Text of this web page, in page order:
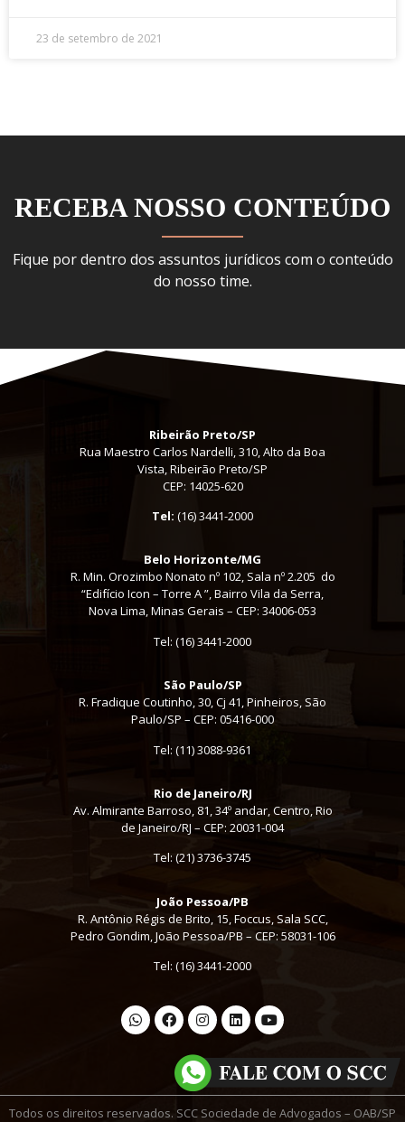
23 de setembro de 2021
RECEBA NOSSO CONTEÚDO
Fique por dentro dos assuntos jurídicos com o conteúdo
do nosso time.
Ribeirão Preto/SP
Rua Maestro Carlos Nardelli, 310, Alto da Boa
Vista, Ribeirão Preto/SP
CEP: 14025-620
Tel: (16) 3441-2000
Belo Horizonte/MG
R. Min. Orozimbo Nonato nº 102, Sala nº 2.205 do
“Edifício Icon – Torre A ”, Bairro Vila da Serra,
Nova Lima, Minas Gerais – CEP: 34006-053
Tel: (16) 3441-2000
São Paulo/SP
R. Fradique Coutinho, 30, Cj 41, Pinheiros, São
Paulo/SP – CEP: 05416-000
Tel: (11) 3088-9361
Rio de Janeiro/RJ
Av. Almirante Barroso, 81, 34º andar, Centro, Rio
de Janeiro/RJ – CEP: 20031-004
Tel: (21) 3736-3745
João Pessoa/PB
R. Antônio Régis de Brito, 15, Foccus, Sala SCC,
Pedro Gondim, João Pessoa/PB – CEP: 58031-106
Tel: (16) 3441-2000
Todos os direitos reservados. SCC Sociedade de Advogados – OAB/SP